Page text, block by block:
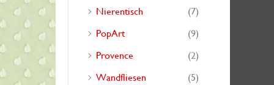
Nierentisch
(7)
PopArt
(9)
Provence
(2)
Wandfliesen
(5)